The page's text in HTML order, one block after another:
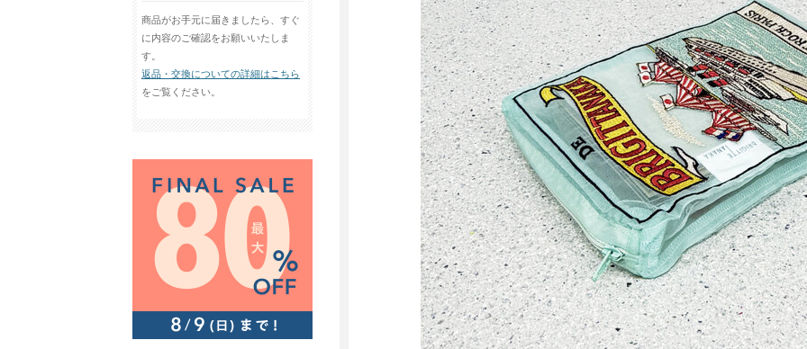
商品がお手元に届きましたら、すぐ
に内容のご確認をお願いいたしま
す。
返品・交換についての詳細はこちら
をご覧ください。